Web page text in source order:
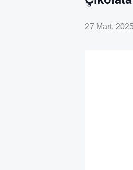
27 Mart,